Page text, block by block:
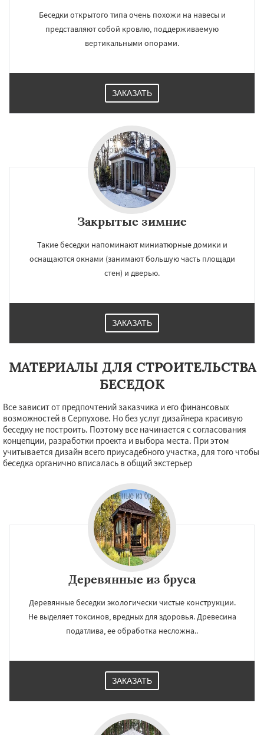
Беседки открытого типа очень похожи на навесы и
представляют собой кровлю, поддерживаемую
вертикальными опорами.
ЗАКАЗАТЬ
Закрытые зимние
Такие беседки напоминают миниатюрные домики и
оснащаются окнами (занимают большую часть площади
стен) и дверью.
ЗАКАЗАТЬ
МАТЕРИАЛЫ ДЛЯ СТРОИТЕЛЬСТВА
БЕСЕДОК
Все зависит от предпочтений заказчика и его финансовых
возможностей в Серпухове. Но без услуг дизайнера красивую
беседку не построить. Поэтому все начинается с согласования
концепции, разработки проекта и выбора места. При этом
учитывается дизайн всего приусадебного участка, для того чтобы
беседка органично вписалась в общий экстерьер
Деревянные из бруса
Деревянные беседки экологически чистые конструкции.
Не выделяет токсинов, вредных для здоровья. Древесина
податлива, ее обработка несложна..
ЗАКАЗАТЬ